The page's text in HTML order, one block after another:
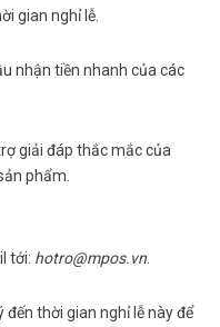
gian nghỉ lễ.
nhận tiền nhanh của các
giải đáp thắc mắc của
phẩm.
tới: hotro@mpos.vn
thời gian nghỉ lễ này để